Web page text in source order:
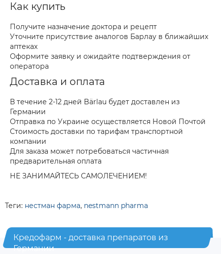
Как купить
Получите назначение доктора и рецепт
Уточните присутствие аналогов Барлау в ближайших
аптеках
Оформите заявку и ожидайте подтверждения от
оператора
Доставка и оплата
В течение 2-12 дней Bärlau будет доставлен из
Германии
Отправка по Украине осуществляется Новой Почтой
Стоимость доставки по тарифам транспортной
компании
Для заказа может потребоваться частичная
предварительная оплата
НЕ ЗАНИМАЙТЕСЬ САМОЛЕЧЕНИЕМ!
Теги: нестман фарма, nestmann pharma
Кредофарм - доставка препаратов из
Германии